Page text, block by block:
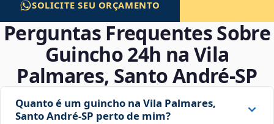
SOLICITE SEU ORÇAMENTO
Perguntas Frequentes Sobre
Guincho 24h na Vila
Palmares, Santo André‑SP
Quanto é um guincho na Vila Palmares,
Santo André‑SP perto de mim?